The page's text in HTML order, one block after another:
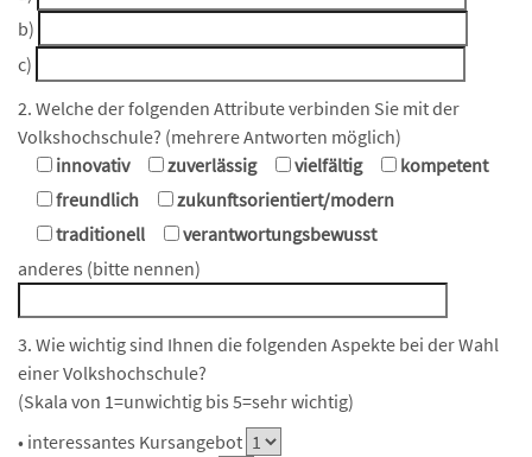
b)
c)
2. Welche der folgenden Attribute verbinden Sie mit der
Volkshochschule? (mehrere Antworten möglich)
innovativ
zuverlässig vielfältig
kompetent
freundlich
zukunftsorientiert/modern
traditionell
verantwortungsbewusst
anderes (bitte nennen)
3. Wie wichtig sind Ihnen die folgenden Aspekte bei der Wahl
einer Volkshochschule?
(Skala von 1=unwichtig bis 5=sehr wichtig)
• interessantes Kursangebot